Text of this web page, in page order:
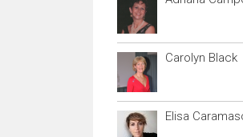
Carolyn Black
Elisa